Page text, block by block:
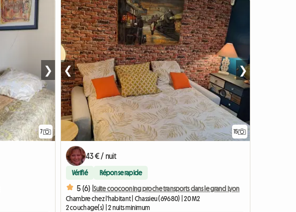
7
❯
15
❮ ❯
43 € / nuit
Vérifié Réponse rapide
5 (6) | Suite coocooning proche transports dans le grand Lyon
Chambre chez l'habitant | Chassieu (69680) | 20 M2
2 couchage(s) | 2 nuits minimum